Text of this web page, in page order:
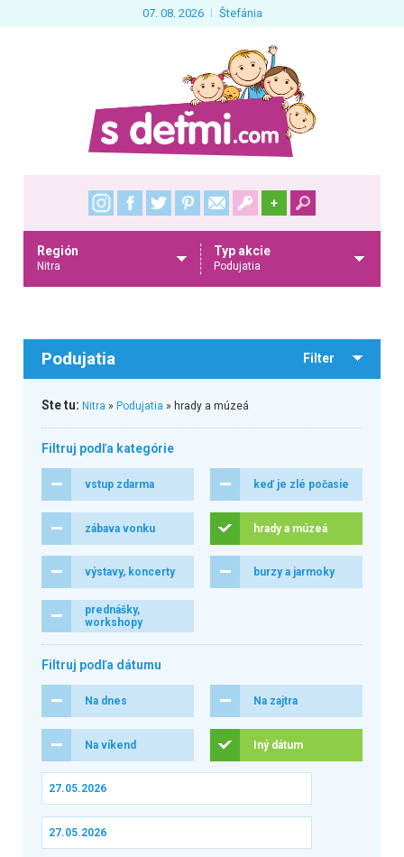
07. 08. 2026 Štefánia
+
Región
Nitra
Typ akcie
Podujatia
Podujatia Filter
Ste tu: Nitra » Podujatia » hrady a múzeá
Filtruj podľa kategórie
vstup zdarma keď je zlé počasie
zábava vonku hrady a múzeá
výstavy, koncerty burzy a jarmoky
prednášky,
workshopy
Filtruj podľa dátumu
Na dnes Na zajtra
Na víkend Iný dátum